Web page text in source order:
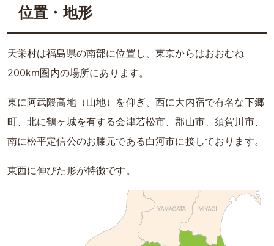
位置・地形
天栄村は福島県の南部に位置し、東京からはおおむね
200km圏内の場所にあります。
東に阿武隈高地（山地）を仰ぎ、西に大内宿で有名な下郷
町、北に鶴ヶ城を有する会津若松市、郡山市、須賀川市、
南に松平定信公のお膝元である白河市に接しております。
東西に伸びた形が特徴です。